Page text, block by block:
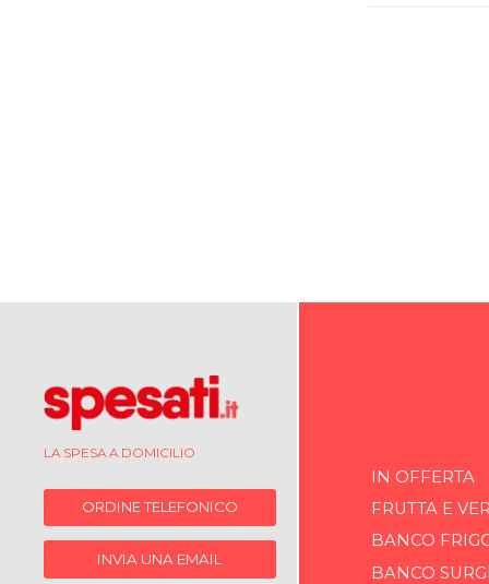
LA SPESA A DOMICILIO
ORDINE TELEFONICO
INVIA UNA EMAIL
IN OFFERTA
FRUTTA E
BANCO
BANCO